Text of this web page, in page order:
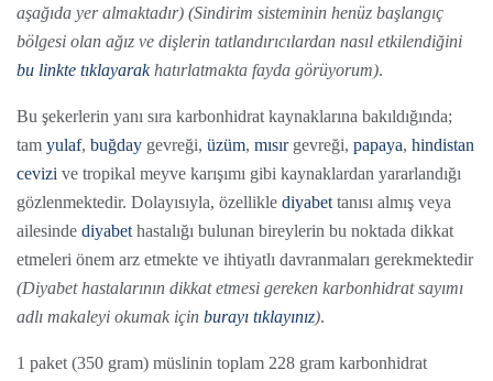
aşağıda yer almaktadır) (Sindirim sisteminin henüz başlangıç
bölgesi olan ağız ve dişlerin tatlandırıcılardan nasıl etkilendiğini
bu linkte tıklayarakhatırlatmakta fayda görüyorum).
Bu şekerlerin yanı sıra karbonhidrat kaynaklarına bakıldığında;
tam yulaf, buğday gevreği, üzüm, mısırgevreği, papaya, hindistan
cevizi ve tropikal meyve karışımı gibi kaynaklardan yararlandığı
gözlenmektedir. Dolayısıyla, özellikle diyabet tanısı almış veya
ailesinde diyabet hastalığı bulunan bireylerin bu noktada dikkat
etmeleri önem arz etmekte ve ihtiyatlı davranmaları gerekmektedir
(Diyabet hastalarının dikkat etmesi gereken karbonhidrat sayımı
adlı makaleyi okumak için burayı tıklayınız).
1 paket (350 gram) müslinin toplam 228 gram karbonhidrat